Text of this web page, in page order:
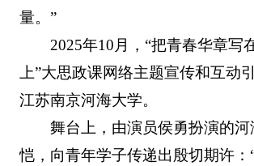
量。”
2025年10月，“把青春华章写
上”大思政课网络主题宣传和互动
江苏南京河海大学。
舞台上，由演员侯勇扮演的
恺，向青年学子传递出殷切期许：